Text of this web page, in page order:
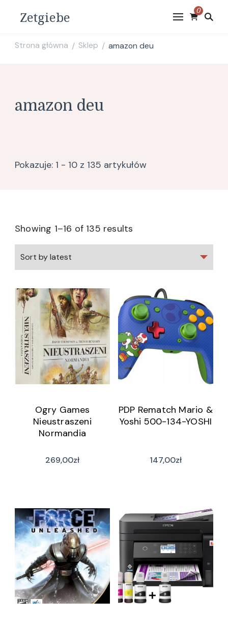
Zetgiebe 0
Strona główna / Sklep / amazon deu
amazon deu
Pokazuje: 1 - 10 z 135 artykułów
Showing 1–16 of 135 results
Ogry Games
Nieustraszeni
Normandia
269,00zł
PDP Rematch Mario &
Yoshi 500-134-YOSHI
147,00zł